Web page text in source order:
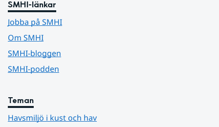
SMHI-länkar
Jobba på SMHI
Om SMHI
SMHI-bloggen
SMHI-podden
Teman
Havsmiljö i kust och hav